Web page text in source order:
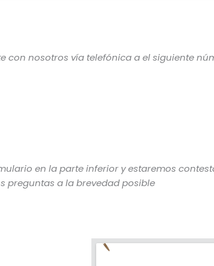
con nosotros vía telefónica a el siguiente
en la parte inferior y estaremos
preguntas a la brevedad posible